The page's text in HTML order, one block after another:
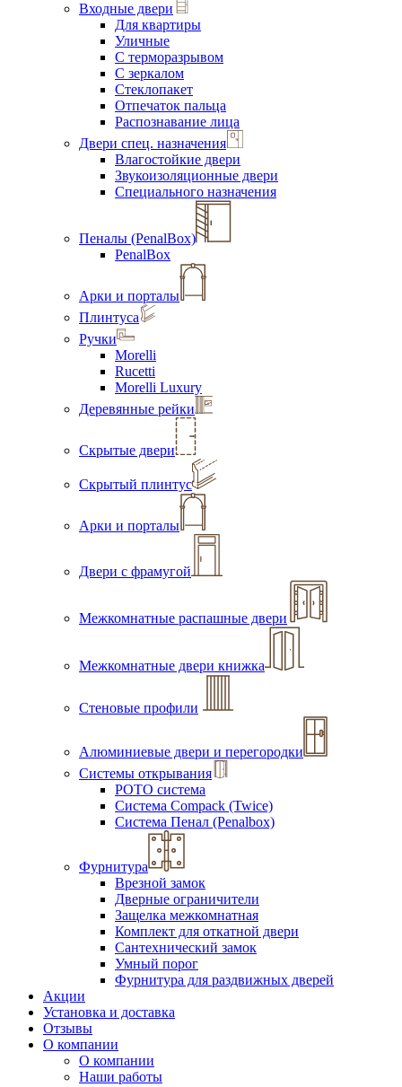
Входные двери
Для квартиры
Уличные
С терморазрывом
С зеркалом
Стеклопакет
Отпечаток пальца
Распознавание лица
Двери спец. назначения
Влагостойкие двери
Звукоизоляционные двери
Специального назначения
Пеналы (PenalBox)
PenalBox
Арки и порталы
Плинтуса
Ручки
Morelli
Rucetti
Morelli Luxury
Деревянные рейки
Скрытые двери
Скрытый плинтус
Арки и порталы
Двери с фрамугой
Межкомнатные распашные двери
Межкомнатные двери книжка
Стеновые профили
Алюминиевые двери и перегородки
Системы открывания
РОТО система
Система Compack (Twice)
Система Пенал (Penalbox)
Фурнитура
Врезной замок
Дверные ограничители
Защелка межкомнатная
Комплект для откатной двери
Сантехнический замок
Умный порог
Фурнитура для раздвижных дверей
Акции
Установка и доставка
Отзывы
О компании
О компании
Наши работы